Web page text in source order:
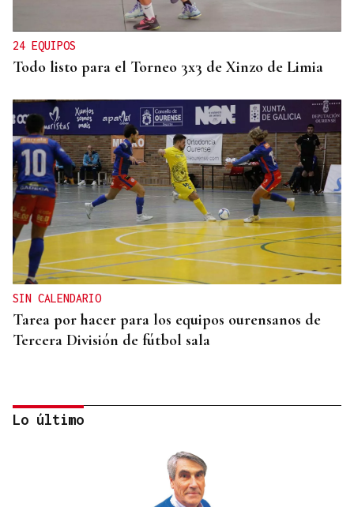
24 EQUIPOS
Todo listo para el Torneo 3x3 de Xinzo de Limia
SIN CALENDARIO
Tarea por hacer para los equipos ourensanos de
Tercera División de fútbol sala
Lo último